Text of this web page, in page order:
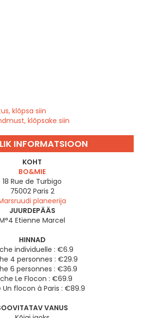
klõpsa siin
klõpsake siin
INFORMATSIOON
KOHT
BO&MIE
18 Rue de Turbigo
75002 Paris 2
planeerija
JUURDEPÄÄS
Etienne Marcel
HINNAD
individuelle : €6.9
4 personnes : €29.9
6 personnes : €36.9
Le Flocon : €69.9
Un flocon à Paris : €89.9
VANUS